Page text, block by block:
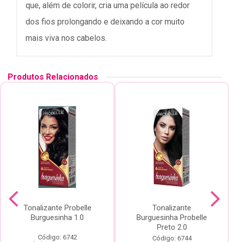
que, além de colorir, cria uma película ao redor
dos fios prolongando e deixando a cor muito
mais viva nos cabelos.
Produtos Relacionados
Tonalizante Probelle
Burguesinha 1.0
Código: 6742
Tonalizante
Burguesinha Probelle
Preto 2.0
Código: 6744